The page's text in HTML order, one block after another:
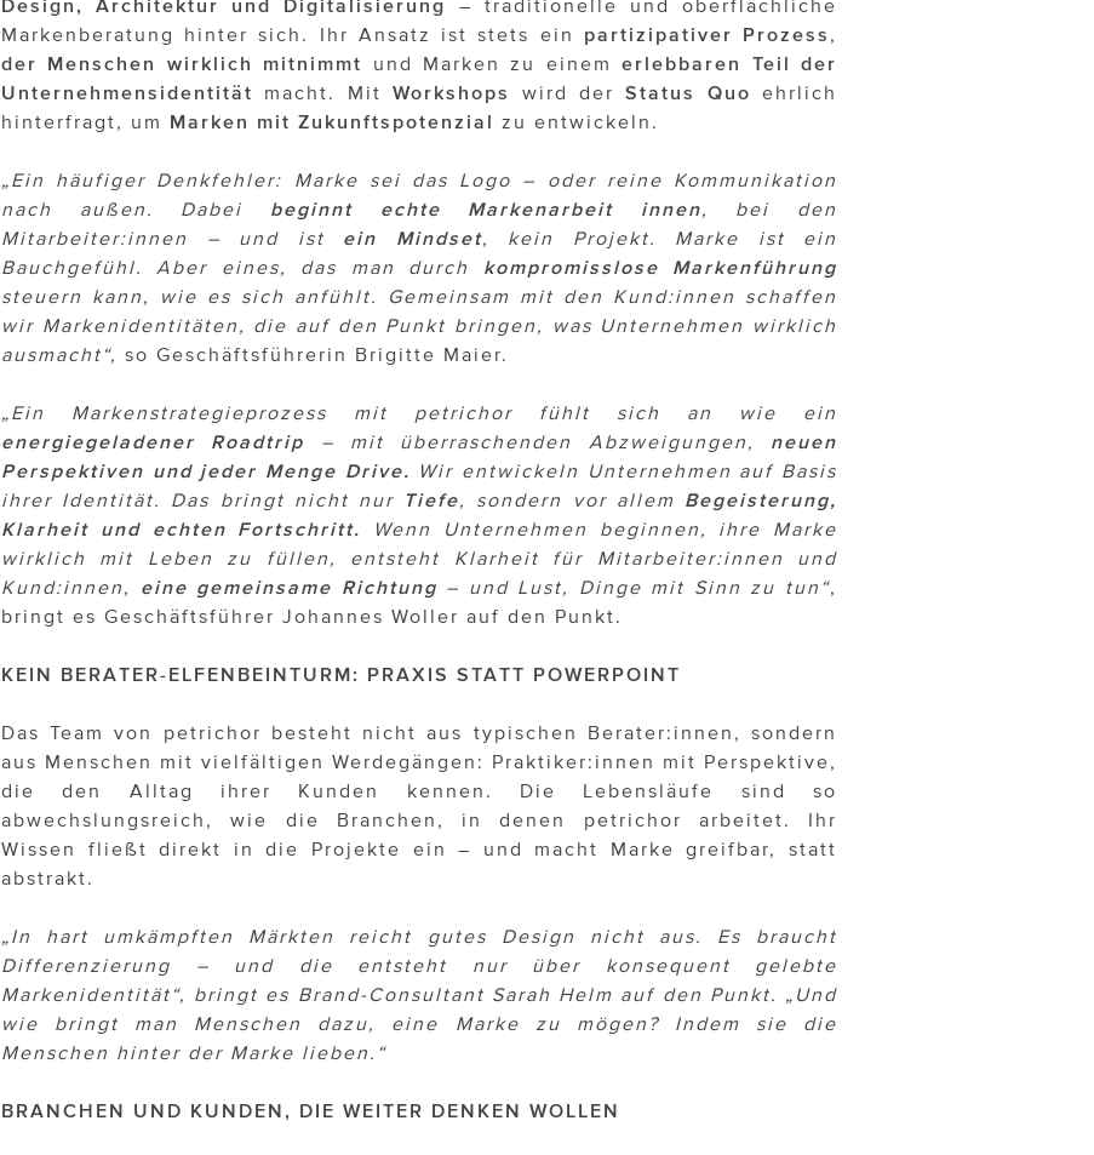
Design, Architektur und Digitalisierung
– traditionelle und oberflächliche
Markenberatung hinter sich. Ihr Ansatz ist stets ein partizipativer Prozess ,
der Menschen wirklich mitnimmt
und Marken zu einem
erlebbaren Teil der
Unternehmensidentität
macht. MitWorkshops wird derStatus Quo ehrlich
hinterfragt, um Marken mit Zukunftspotenzial zu entwickeln.
„Ein häufiger Denkfehler: Marke sei das Logo – oder reine Kommunikation
nach außen. Dabei beginnt echte Markenarbeit innen, bei den
Mitarbeiter:innen – und ist ein Mindset, kein Projekt. Marke ist ein
Bauchgefühl. Aber eines, das man durch kompromisslose
Markenführung
steuern kann, wie es sich anfühlt. Gemeinsam mit den Kund:innen schaffen
wir Markenidentitäten, die auf den Punkt bringen, was Unternehmen wirklich
ausmacht“, so Geschäftsführerin Brigitte Maier.
„Ein Markenstrategieprozess mit petrichor fühlt sich an wie ein
energiegeladener
Roadtrip – mit überraschenden Abzweigungen, neuen
Perspektiven und jeder Menge Drive. Wir entwickeln Unternehmen auf Basis
ihrer Identität. Das bringt nicht nur Tiefe, sondern vor allem Begeisterung,
Klarheit und echten Fortschritt.
Wenn Unternehmen beginnen, ihre Marke
wirklich mit Leben zu füllen, entsteht Klarheit für Mitarbeiter:innen und
Kund:innen, eine gemeinsame Richtung – und Lust, Dinge mit Sinn zu tun“,
bringt es Geschäftsführer Johannes Woller auf den Punkt.
KEIN BERATER-ELFENBEINTURM: PRAXIS STATT POWERPOINT
Das Team von petrichor besteht nicht aus typischen Berater:innen, sondern
aus Menschen mit vielfältigen Werdegängen: Praktiker:innen mit Perspektive,
die den Alltag ihrer Kunden kennen. Die Lebensläufe sind so
abwechslungsreich, wie die Branchen, in denen petrichor arbeitet. Ihr
Wissen fließt direkt in die Projekte ein – und macht Marke greifbar, statt
abstrakt.
„In hart umkämpften Märkten reicht gutes Design nicht aus. Es braucht
Differenzierung – und die entsteht nur über konsequent gelebte
Markenidentität“, bringt es Brand-Consultant Sarah Helm auf den Punkt. „Und
wie bringt man Menschen dazu, eine Marke zu mögen? Indem sie die
Menschen hinter der Marke lieben.“
BRANCHEN UND KUNDEN, DIE WEITER DENKEN WOLLEN